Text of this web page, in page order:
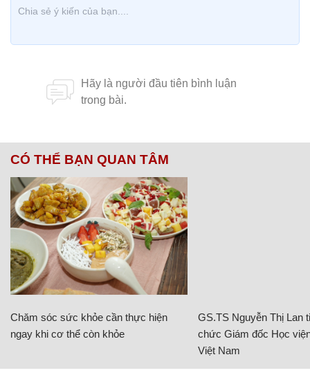
CÓ THỂ BẠN QUAN TÂM
Chăm sóc sức khỏe cần thực hiện
ngay khi cơ thể còn khỏe
GS.TS Nguyễn Thị Lan
chức Giám đốc Học
Việt Nam